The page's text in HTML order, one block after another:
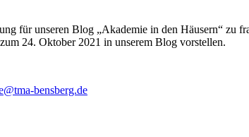
für unseren Blog „Akademie in den Häusern“ zu
24. Oktober 2021 in unserem Blog vorstellen.
bensberg.de